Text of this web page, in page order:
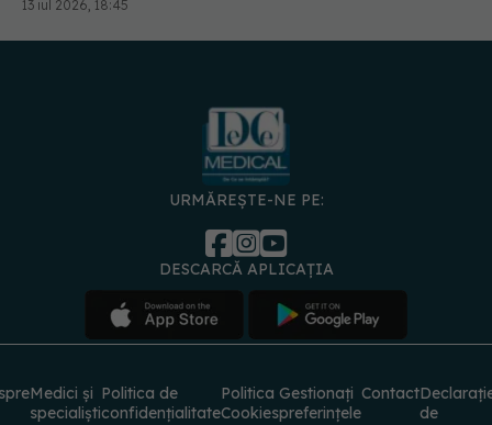
13 iul 2026, 18:45
URMĂREȘTE-NE PE:
DESCARCĂ APLICAȚIA
Medici și
specialiști
Politica de
confidențialitate
Politica
Cookies
Gestionați
preferințele
Contact
de